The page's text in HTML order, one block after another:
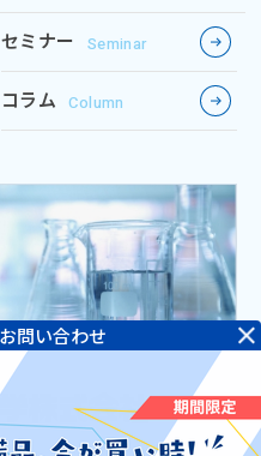
Seminar
セミナー
Column
コラム